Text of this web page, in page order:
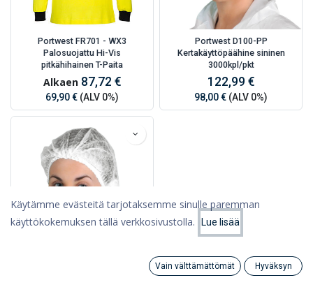
Suosituimmat
Category
Portwest FR701 - WX3
Palosuojattu Hi-Vis
pitkähihainen T-Paita
Alkaen 87,72 €
69,90 € (ALV 0%)
Portwest D100-PP
Kertakäyttöpäähine sininen
3000kpl/pkt
122,99 €
98,00 € (ALV 0%)
Käytämme evästeitä tarjotaksemme sinulle paremman
käyttökokemuksen tällä verkkosivustolla.
Lue lisää
Vain välttämättömät Hyväksyn